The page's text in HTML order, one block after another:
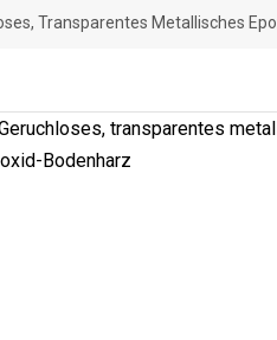
Transparentes Metallisches